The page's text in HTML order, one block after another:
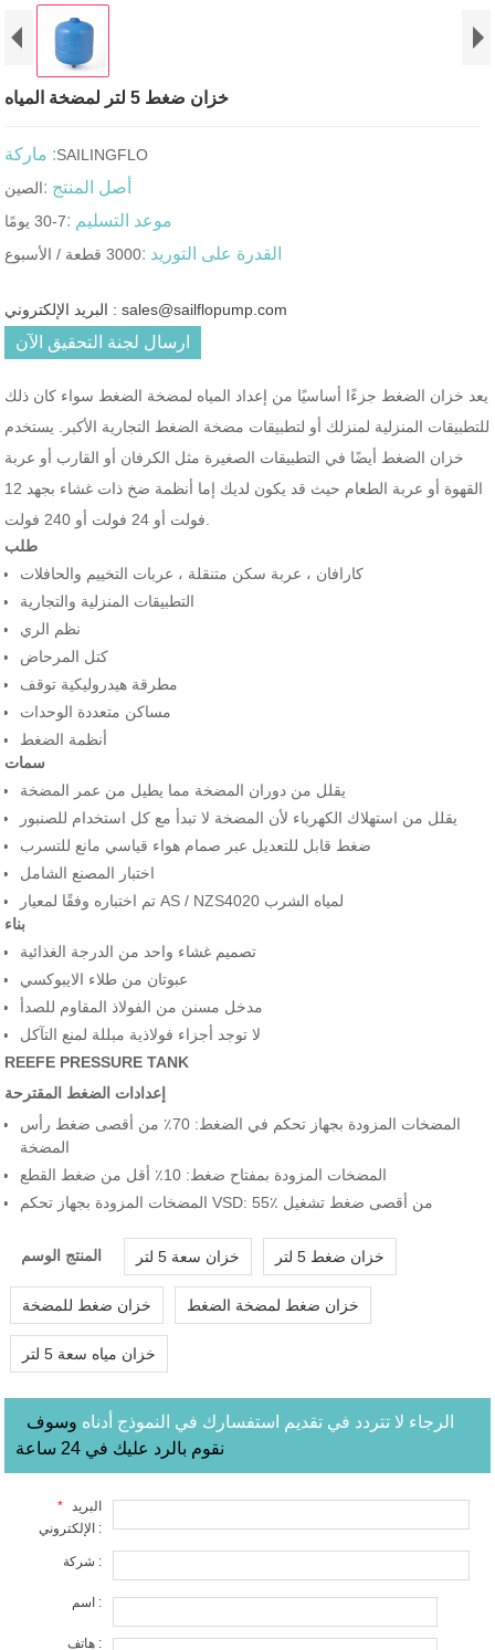
خزان ضغط 5 لتر لمضخة المياه
ماركة :SAILINGFLO
أصل المنتج :الصين
موعد التسليم :7-30 يومًا
القدرة على التوريد :3000 قطعة / الأسبوع
البريد الإلكتروني : sales@sailflopump.com
ارسال لجنة التحقيق الآن
يعد خزان الضغط جزءًا أساسيًا من إعداد المياه لمضخة الضغط سواء كان ذلك
للتطبيقات المنزلية لمنزلك أو لتطبيقات مضخة الضغط التجارية الأكبر. يستخدم
خزان الضغط أيضًا في التطبيقات الصغيرة مثل الكرفان أو القارب أو عربة
القهوة أو عربة الطعام حيث قد يكون لديك إما أنظمة ضخ ذات غشاء بجهد 12
طلب
كارافان ، عربة سكن متنقلة ، عربات التخييم والحافلات
التطبيقات المنزلية والتجارية
نظم الري
كتل المرحاض
مطرقة هيدروليكية توقف
مساكن متعددة الوحدات
أنظمة الضغط
سمات
يقلل من دوران المضخة مما يطيل من عمر المضخة
يقلل من استهلاك الكهرباء لأن المضخة لا تبدأ مع كل استخدام للصنبور
ضغط قابل للتعديل عبر صمام هواء قياسي مانع للتسرب
اختبار المصنع الشامل
تم اختباره وفقًا لمعيار AS / NZS4020 لمياه الشرب
بناء
تصميم غشاء واحد من الدرجة الغذائية
عبوتان من طلاء الايبوكسي
مدخل مسنن من الفولاذ المقاوم للصدأ
لا توجد أجزاء فولاذية مبللة لمنع التآكل
REEFE PRESSURE TANK
إعدادات الضغط المقترحة
المضخات المزودة بجهاز تحكم في الضغط: 70٪ من أقصى ضغط رأس
المضخة
المضخات المزودة بمفتاح ضغط: 10٪ أقل من ضغط القطع
المضخات المزودة بجهاز تحكم VSD: 55٪ من أقصى ضغط تشغيل
المنتج الوسم خزان سعة 5 لتر خزان ضغط 5 لتر
خزان ضغط للمضخة خزان ضغط لمضخة الضغط
خزان مياه سعة 5 لتر
الرجاء لا تتردد في تقديم استفسارك في النموذج أدناه وسوف
نقوم بالرد عليك في 24 ساعة
*
الإلكتروني :
شركة :
اسم :
هاتف :